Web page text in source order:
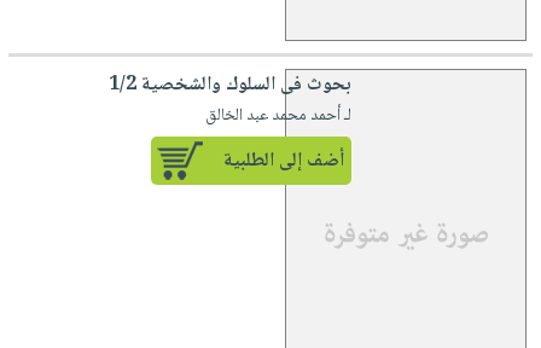
بحوث فى السلوك والشخصية 1/2
لـ أحمد محمد عبد الخالق
أضف إلى الطلبية